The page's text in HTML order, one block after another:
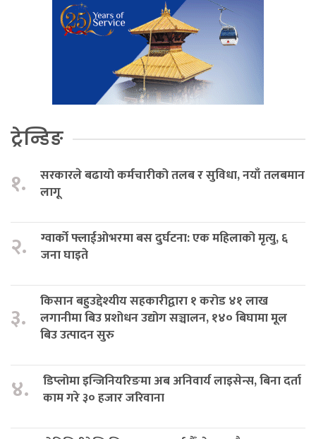
ट्रेन्डिङ
१.
सरकारले बढायो कर्मचारीको तलब र सुविधा, नयाँ तलबमान
लागू
२.
ग्वार्को फ्लाईओभरमा बस दुर्घटना: एक महिलाको मृत्यु, ६
जना घाइते
३.
किसान बहुउद्देश्यीय सहकारीद्वारा १ करोड ४१ लाख
लगानीमा बिउ प्रशोधन उद्योग सञ्चालन, १४० बिघामा मूल
बिउ उत्पादन सुरु
४.
डिप्लोमा इन्जिनियरिङमा अब अनिवार्य लाइसेन्स, बिना दर्ता
काम गरे ३० हजार जरिवाना